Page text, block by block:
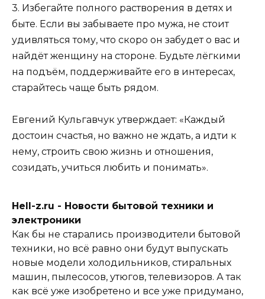
3. Избегайте полного растворения в детях и
быте. Если вы забываете про мужа, не стоит
удивляться тому, что скоро он забудет о вас и
найдёт женщину на стороне. Будьте лёгкими
на подъём, поддерживайте его в интересах,
старайтесь чаще быть рядом.
Евгений Кульгавчук утверждает: «Каждый
достоин счастья, но важно не ждать, а идти к
нему, строить свою жизнь и отношения,
созидать, учиться любить и понимать».
Hell-z.ru - Новости бытовой техники и
электроники
Как бы не старались производители бытовой
техники, но всё равно они будут выпускать
новые модели холодильников, стиральных
машин, пылесосов, утюгов, телевизоров. А так
как всё уже изобретено и все уже придумано,